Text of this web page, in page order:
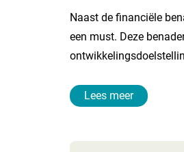
Naast de financiële
een must. Deze
Lees meer